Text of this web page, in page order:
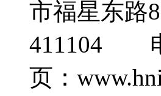
市福星东
411104 电
页：